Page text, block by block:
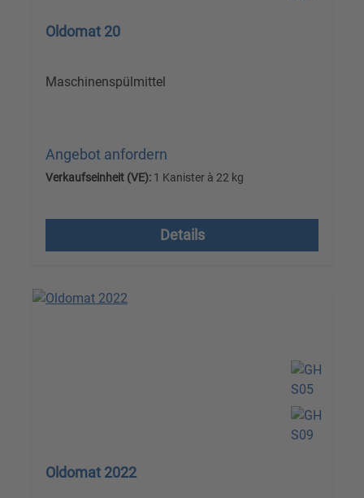
Oldomat 20
Maschinenspülmittel
Angebot anfordern
Verkaufseinheit (VE): 1 Kanister à 22 kg
Details
Oldomat 2022